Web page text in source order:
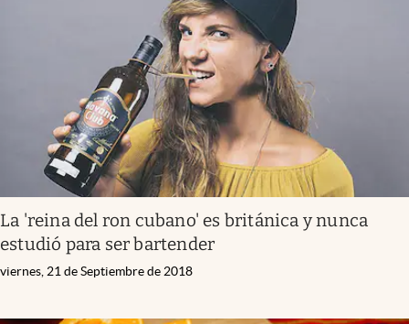
La 'reina del ron cubano' es británica y nunca
estudió para ser bartender
viernes, 21 de Septiembre de 2018